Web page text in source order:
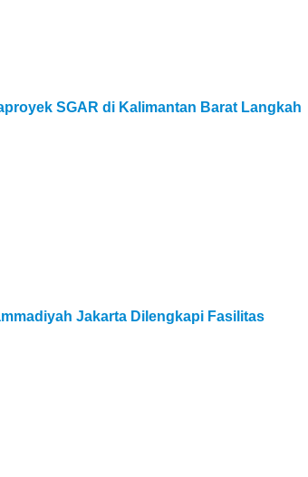
SGAR di Kalimantan Barat Langkah
Jakarta Dilengkapi Fasilitas